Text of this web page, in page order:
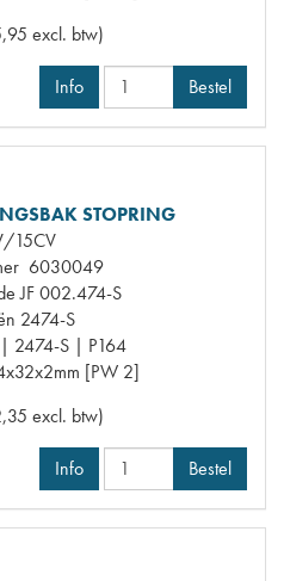
excl. btw)
Info Bestel
STOPRING
15CV
6030049
JF002.474-S
2474-S
2474-S | P164
[PW 2]
excl. btw)
Info Bestel